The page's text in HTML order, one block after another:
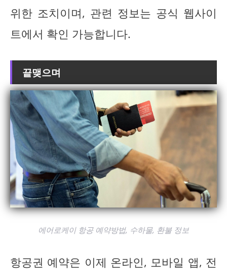
위한 조치이며, 관련 정보는 공식 웹사이
트에서 확인 가능합니다.
끝맺으며
에어로케이 항공 예약방법, 수하물, 환불 정보
항공권 예약은 이제 온라인, 모바일 앱, 전